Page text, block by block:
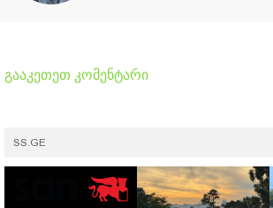
გააკეთეთ კომენტარი
SS.GE